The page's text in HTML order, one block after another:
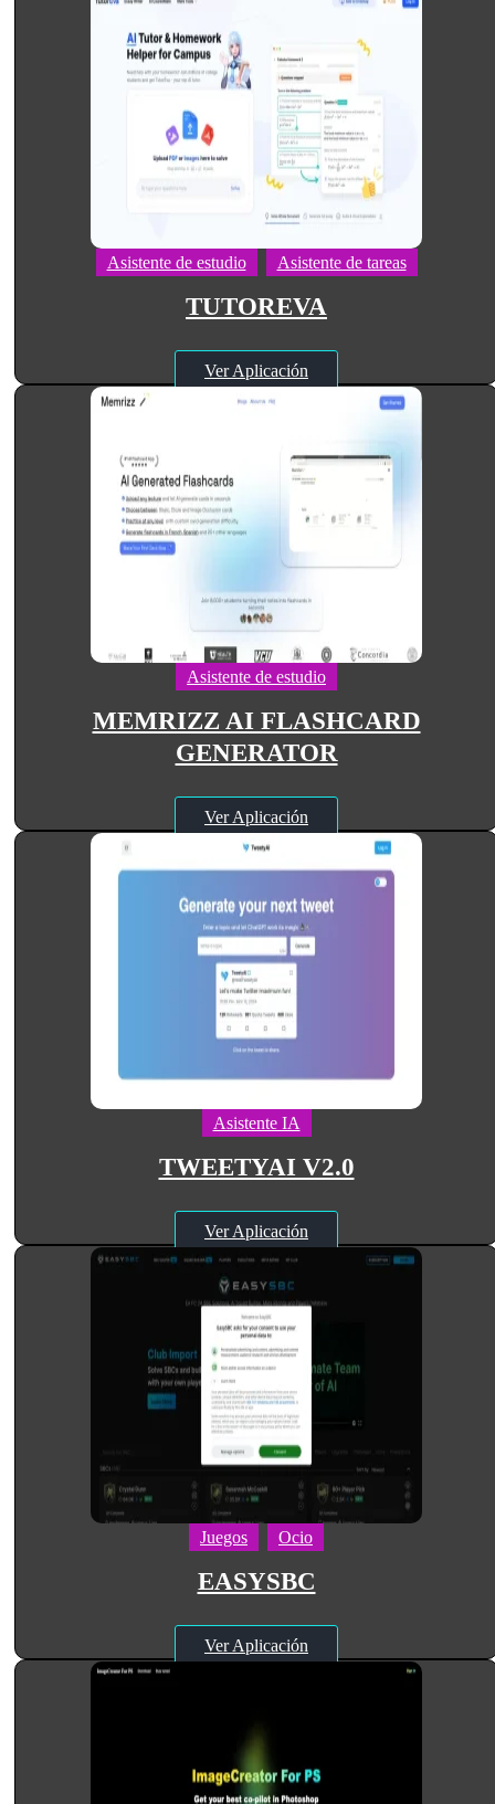
Asistente de estudio Asistente de tareas
TUTOREVA
Ver Aplicación
Asistente de estudio
MEMRIZZ AI FLASHCARD
GENERATOR
Ver Aplicación
Asistente IA
TWEETYAI V2.0
Ver Aplicación
Juegos Ocio
EASYSBC
Ver Aplicación